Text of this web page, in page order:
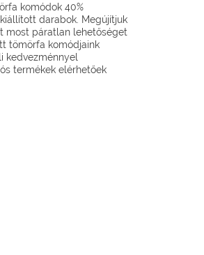
komódok 40%
darabok. Megújítjuk
most páratlan lehetőséget
tömörfa komódjaink
kedvezménnyel
termékek elérhetőek